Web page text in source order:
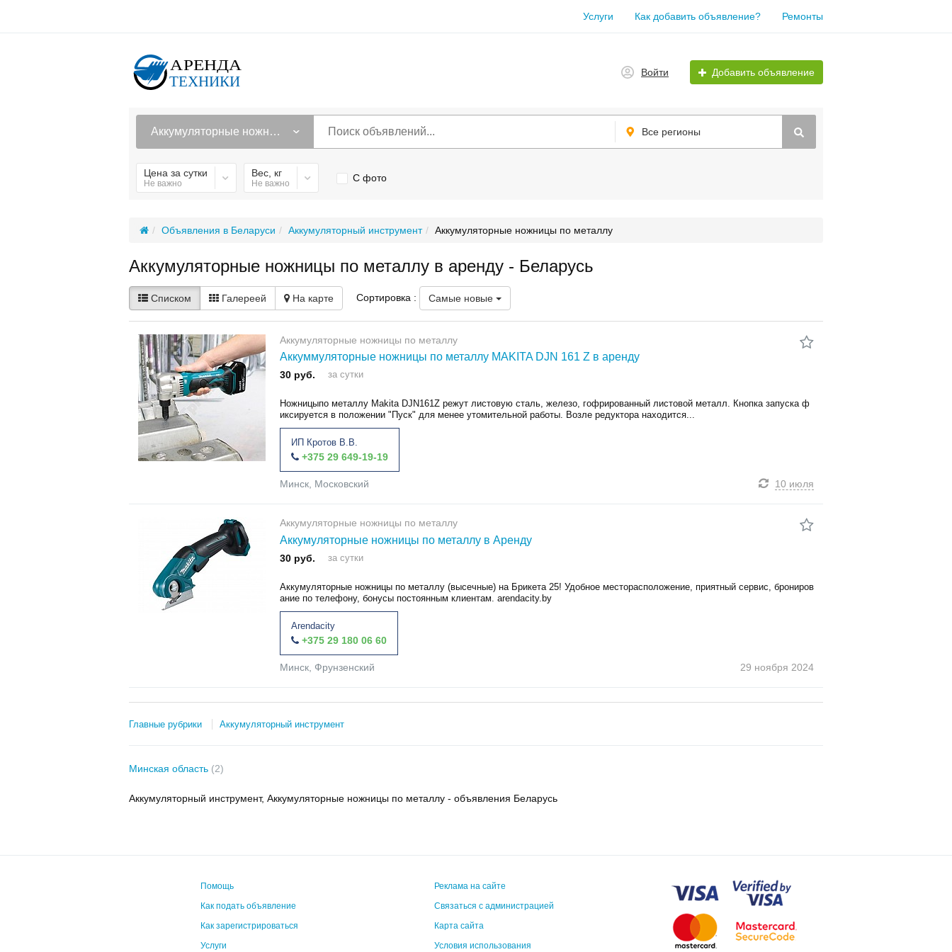
Услуги Как добавить объявление? Ремонты
Войти Добавить объявление
Аккумуляторные ножницы по металлу Все регионы
Цена за сутки
Не важно
Вес, кг
Не важно С фото
Объявления в Беларуси Аккумуляторный инструмент Аккумуляторные ножницы по металлу
Аккумуляторные ножницы по металлу в аренду - Беларусь
Списком Галереей На карте Сортировка : Самые новые
Аккумуляторные ножницы по металлу
Аккуммуляторные ножницы по металлу MAKITA DJN 161 Z в аренду
30 руб. за сутки
Ножницыпо металлу Makita DJN161Z режут листовую сталь, железо, гофрированный листовой металл. Кнопка запуска ф
иксируется в положении "Пуск" для менее утомительной работы. Возле редуктора находится...
ИП Кротов В.В.
+375 29 649-19-19
Минск, Московский 10 июля
Аккумуляторные ножницы по металлу
Аккумуляторные ножницы по металлу в Аренду
30 руб. за сутки
Аккумуляторные ножницы по металлу (высечные) на Брикета 25! Удобное месторасположение, приятный сервис, брониров
ание по телефону, бонусы постоянным клиентам. arendacity.by
Arendacity
+375 29 180 06 60
Минск, Фрунзенский 29 ноября 2024
Главные рубрики Аккумуляторный инструмент
Минская область (2)
Аккумуляторный инструмент, Аккумуляторные ножницы по металлу - объявления Беларусь
Помощь
Как подать объявление
Как зарегистрироваться
Услуги
Реклама на сайте
Связаться с администрацией
Карта сайта
Условия использования